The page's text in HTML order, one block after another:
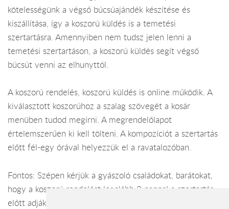
kötelességünk a végső búcsúajándék készítése és
kiszállítása, így a koszorú küldés is a temetési
szertartásra. Amennyiben nem tudsz jelen lenni a
temetési szertartáson, a koszorú küldés segít végső
búcsút venni az elhunyttól.
A koszorú rendelés, koszorú küldés is online működik. A
kiválasztott koszorúhoz a szalag szövegét a kosár
menüben tudod megírni. A megrendelőlapot
értelemszerűen ki kell tölteni. A kompozíciót a szertartás
előtt fél-egy órával helyezzük el a ravatalozóban.
Fontos: Szépen kérjük a gyászoló családokat, barátokat,
hogy a koszorú rendelést legalább 2 nappal a szertartás
előtt adják le.